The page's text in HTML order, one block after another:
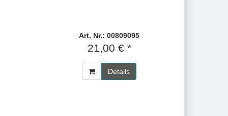
Art. Nr.: 00809095
21,00 € *
Details